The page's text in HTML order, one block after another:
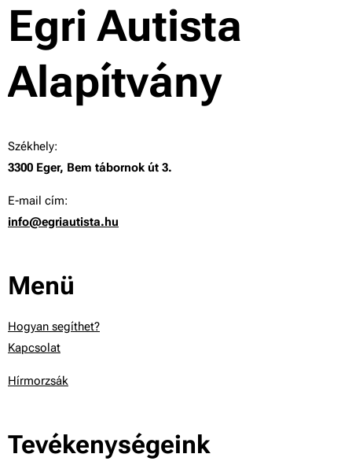
Egri Autista
Alapítvány
Székhely:
3300 Eger, Bem tábornok út 3.
E-mail cím:
info@egriautista.hu
Menü
Hogyan segíthet?
Kapcsolat
Hírmorzsák
Tevékenységeink